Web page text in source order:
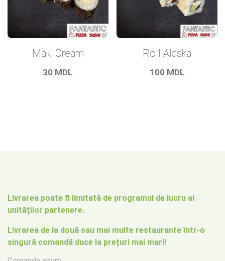
Maki Cream
30 MDL
Roll Alaska
100 MDL
Livrarea poate fi limitată de programul de lucru al
unităților partenere.
Livrarea de la două sau mai multe restaurante într-o
singură comandă duce la prețuri mai mari!